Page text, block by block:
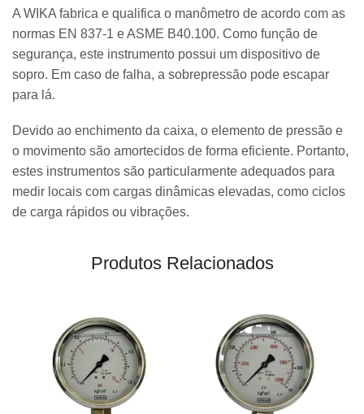
A WIKA fabrica e qualifica o manômetro de acordo com as
normas EN 837-1 e ASME B40.100. Como função de
segurança, este instrumento possui um dispositivo de
sopro. Em caso de falha, a sobrepressão pode escapar
para lá.
Devido ao enchimento da caixa, o elemento de pressão e
o movimento são amortecidos de forma eficiente. Portanto,
estes instrumentos são particularmente adequados para
medir locais com cargas dinâmicas elevadas, como ciclos
de carga rápidos ou vibrações.
Produtos Relacionados